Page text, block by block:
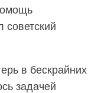
в бескрайних
задачей